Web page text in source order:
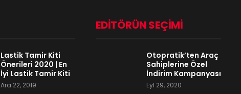
Lastik Tamir Kiti
Önerileri 2020 | En
İyi Lastik Tamir Kiti
Ara 22, 2019
EDITÖRÜN SEÇIMI
Otopratik’ten Araç
Sahiplerine Özel
İndirim Kampanyası
Eyl 29, 2020